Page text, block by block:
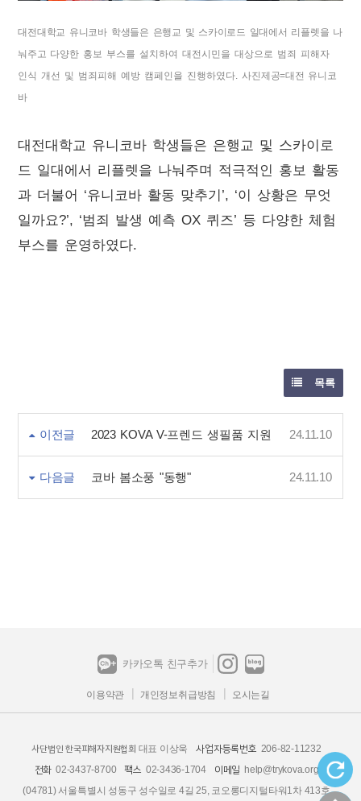
대전대학교 유니코바 학생들은 은행교 및 스카이로드 일대에서 리플렛을 나
눠주고 다양한 홍보 부스를 설치하여 대전시민을 대상으로 범죄 피해자
인식 개선 및 범죄피해 예방 캠페인을 진행하였다. 사진제공=대전 유니코
바
대전대학교 유니코바 학생들은 은행교 및 스카이로
드 일대에서 리플렛을 나눠주며 적극적인 홍보 활동
과 더불어 ‘유니코바 활동 맞추기 ’, ‘이 상황은 무엇
일까요?’, ‘범죄 발생 예측OX 퀴즈’ 등 다양한 체험
부스를 운영하였다.
목록
이전글 2023 KOVA V-프렌드 생필품 지원 24.11.10
다음글 코바 봄소풍 "동행" 24.11.10
카카오톡 친구추가
이용약관 개인정보취급방침 오시는길
사단법인 한국피해자지원협회 대표 이상욱 사업자등록번호 206-82-11232
전화 02-3437-8700 팩스 02-3436-1704 이메일
help@trykova.org
(04781) 서울특별시 성동구 성수일로 4길 25, 코오롱디지털타워1차 413호